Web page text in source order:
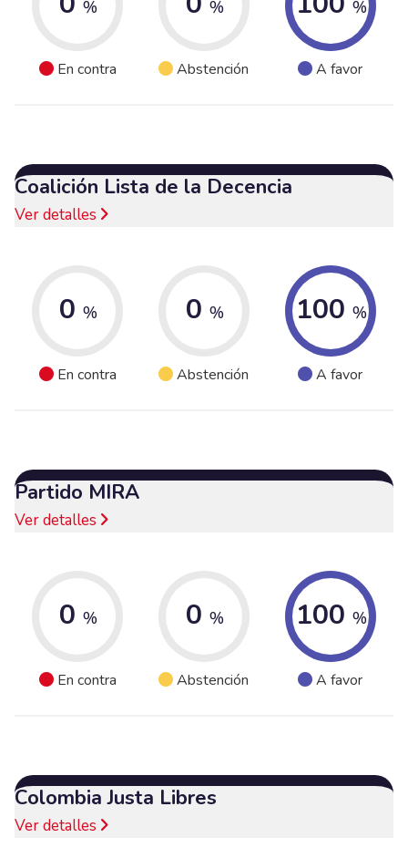
%
En contra
%
Abstención
%
A favor
Coalición Lista de la Decencia
Ver detalles
0 %
En contra
0 %
Abstención
100 %
A favor
Partido MIRA
Ver detalles
0 %
En contra
0 %
Abstención
100 %
A favor
Colombia Justa Libres
Ver detalles